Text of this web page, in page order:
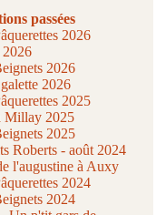
passées
2026
2026
2026
2026
2025
Millay 2025
2025
Roberts - août 2024
l'augustine à Auxy
2024
2024